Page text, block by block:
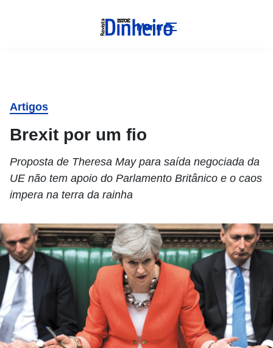
Menu
Artigos
Brexit por um fio
Proposta de Theresa May para saída negociada da
UE não tem apoio do Parlamento Britânico e o caos
impera na terra da rainha